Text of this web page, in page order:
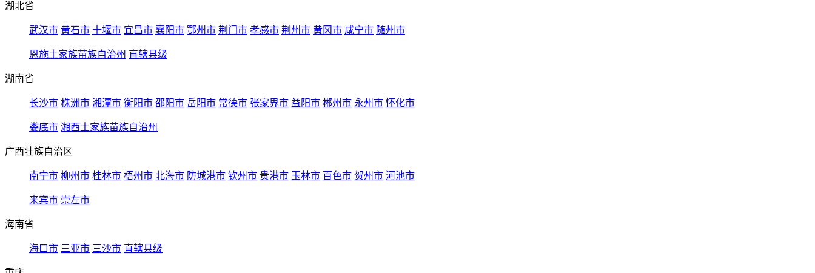
湖北省
武汉市 黄石市 十堰市 宜昌市 襄阳市 鄂州市 荆门市 孝感市 荆州市 黄冈市 咸宁市 随州市
恩施土家族苗族自治州 直辖县级
湖南省
长沙市 株洲市 湘潭市 衡阳市 邵阳市 岳阳市 常德市 张家界市 益阳市 郴州市 永州市 怀化市
娄底市 湘西土家族苗族自治州
广西壮族自治区
南宁市 柳州市 桂林市 梧州市 北海市 防城港市 钦州市 贵港市 玉林市 百色市 贺州市 河池市
来宾市 崇左市
海南省
海口市 三亚市 三沙市 直辖县级